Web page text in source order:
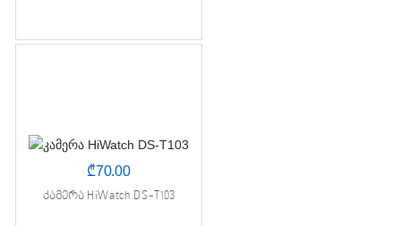
₾70.00
კამერა HiWatch DS-T103